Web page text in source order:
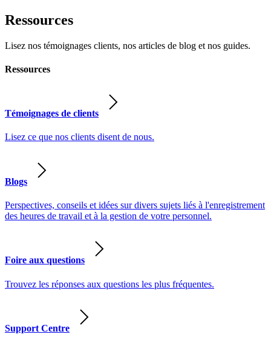
Ressources
Lisez nos témoignages clients, nos articles de blog et nos guides.
Ressources
Témoignages de clients
Lisez ce que nos clients disent de nous.
Blogs
Perspectives, conseils et idées sur divers sujets liés à l'enregistrement
des heures de travail et à la gestion de votre personnel.
Foire aux questions
Trouvez les réponses aux questions les plus fréquentes.
Support Centre